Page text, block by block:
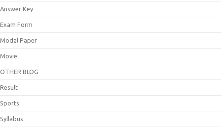
Answer Key
Exam Form
Modal Paper
Movie
OTHER BLOG
Result
Sports
Syllabus